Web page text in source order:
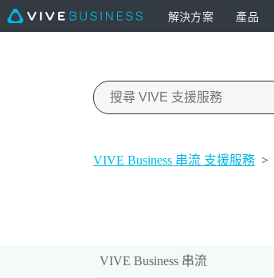
解決方案 產品
VIVE Business 串流 支援服務 >
VIVE Business 串流